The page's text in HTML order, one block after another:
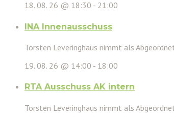
18. 08. 26 @ 18:30 - 21:00
INA Innenausschuss
Torsten Leveringhaus nimmt als
19. 08. 26 @ 14:00 - 18:00
RTA Ausschuss AK intern
Torsten Leveringhaus nimmt als